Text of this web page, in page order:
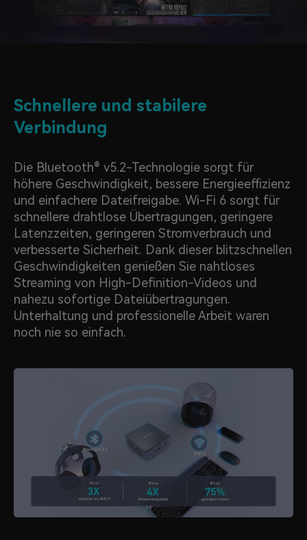
Schnellere und stabilere
Verbindung
Die Bluetooth® v5.2-Technologie sorgt für
höhere Geschwindigkeit, bessere Energieeffizienz
und einfachere Dateifreigabe. Wi-Fi 6 sorgt für
schnellere drahtlose Übertragungen, geringere
Latenzzeiten, geringeren Stromverbrauch und
verbesserte Sicherheit. Dank dieser blitzschnellen
Geschwindigkeiten genießen Sie nahtloses
Streaming von High-Definition-Videos und
nahezu sofortige Dateiübertragungen.
Unterhaltung und professionelle Arbeit waren
noch nie so einfach.